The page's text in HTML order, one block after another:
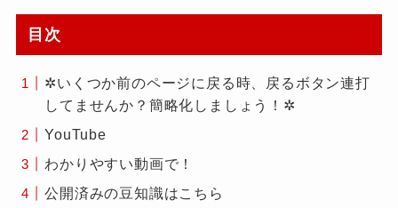
目次
✲いくつか前のページに戻る時、戻るボタン連打
してませんか？簡略化しましょう！✲
YouTube
わかりやすい動画で！
公開済みの豆知識はこちら